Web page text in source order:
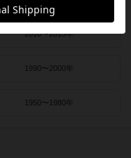
2010〜2015年
1990〜2000年
1950〜1980年